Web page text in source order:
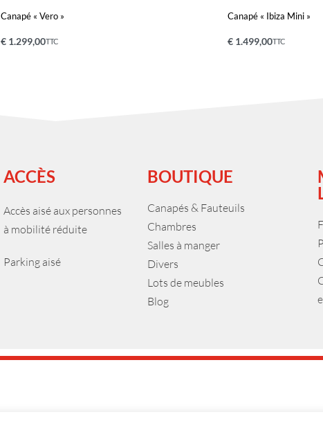
Canapé « Vero »
€ 1.299,00TTC
Canapé « Ibiza Mini »
€1.499,00TTC
ACCÈS
Accès aisé aux personnes
à mobilité réduite
Parking aisé
BOUTIQUE
Canapés & Fauteuils
Chambres
Salles à manger
Divers
Lots de meubles
Blog